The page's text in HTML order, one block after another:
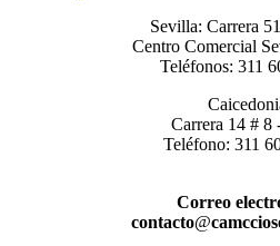
Sevilla: Carrera
Centro Comercial
Teléfonos: 311
Carrera 14 # 8
Teléfono: 311
Correo
contacto@